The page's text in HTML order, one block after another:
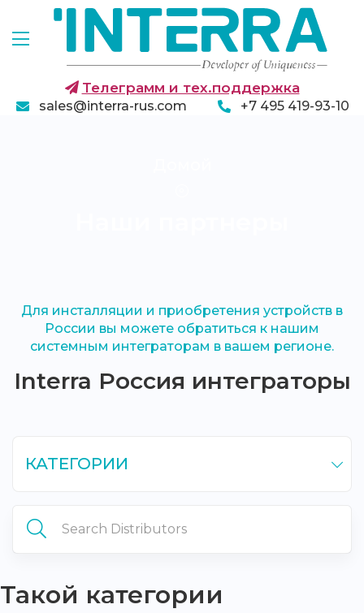
Телеграмм и тех.поддержка
sales@interra-rus.com +7 495 419-93-10
Для инсталляции и приобретения устройств в
России вы можете обратиться к нашим
системным интеграторам в вашем регионе.
Interra Россия интеграторы
КАТЕГОРИИ
Такой категории